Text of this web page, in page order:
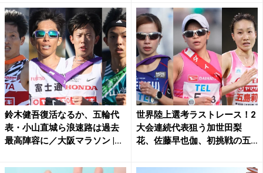
鈴木健吾復活なるか、五輪代
表・小山直城ら浪速路は過去
最高陣容に／大阪マラソン |...
世界陸上選考ラストレース！2
大会連続代表狙う加世田梨
花、佐藤早也伽、初挑戦の五